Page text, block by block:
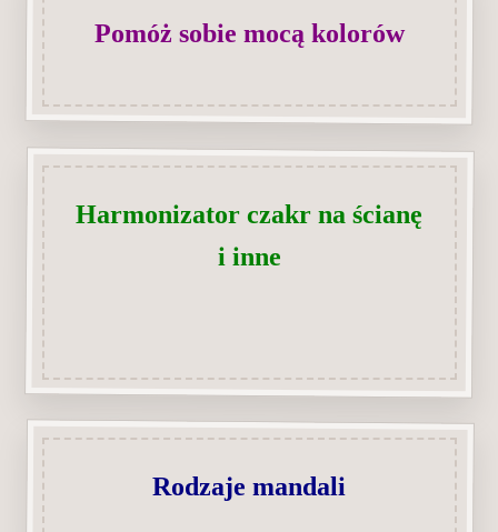
Pomóż sobie mocą kolorów
Harmonizator czakr na ścianę
i inne
Rodzaje mandali